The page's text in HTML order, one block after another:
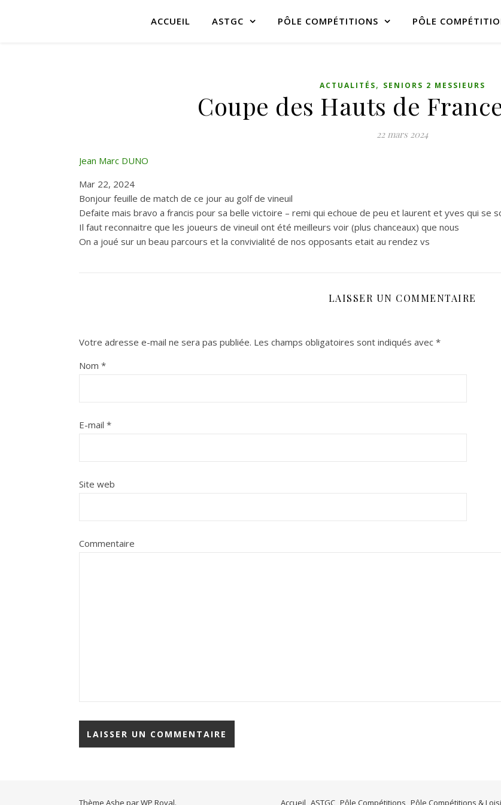
ACCUEIL ASTGC PÔLE COMPÉTITIONS PÔLE
ACTUALITÉS, SENIORS 2 MESSIEURS
Coupe des Hauts de
22 mars 2024
Jean Marc DUNO
Mar 22, 2024
Bonjour feuille de match de ce jour au golf de vineuil
Defaite mais bravo a francis pour sa belle victoire – remi qui echoue de peu et laurent et yves qui se
Il faut reconnaitre que les joueurs de vineuil ont été meilleurs voir (plus chanceaux) que nous
On a joué sur un beau parcours et la convivialité de nos opposants etait au rendez vs
LAISSER UN COMMENTAIRE
Votre adresse e-mail ne sera pas publiée. Les champs obligatoires sont indiqués avec *
Nom *
E-mail *
Site web
Commentaire
Accueil ASTGC Pôle Compétitions Pôle Compétitions &
Thème Ashe parWP Royal.